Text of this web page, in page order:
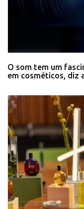
O som tem um
em cosméticos, diz